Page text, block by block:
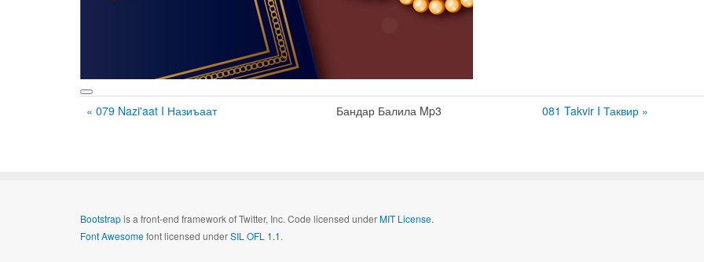
« 079 Nazi'aat I Назиъаат Бандар Балила Mp3 081 Takvir I Таквир »
Bootstrapis a front-end framework of Twitter, Inc. Code licensed underMIT License.
Font Awesomefont licensed underSIL OFL 1.1.